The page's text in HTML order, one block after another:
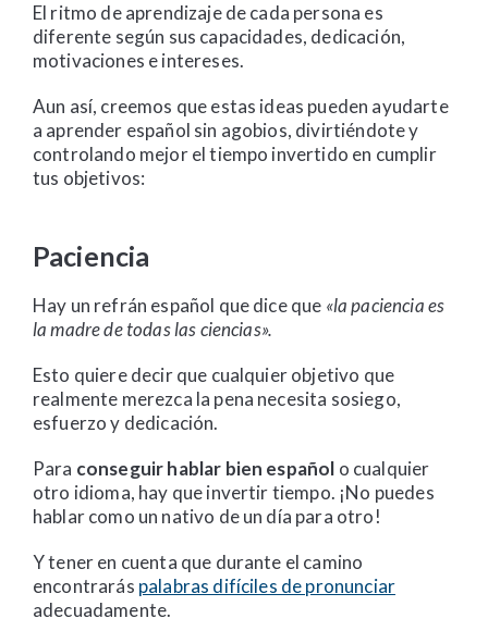
El ritmo de aprendizaje de cada persona es
diferente según sus capacidades, dedicación,
motivaciones e intereses.
Aun así, creemos que estas ideas pueden ayudarte
a aprender español sin agobios, divirtiéndote y
controlando mejor el tiempo invertido en cumplir
tus objetivos:
Paciencia
Hay un refrán español que dice que «la paciencia es
la madre de todas las ciencias».
Esto quiere decir que cualquier objetivo que
realmente merezca la pena necesita sosiego,
esfuerzo y dedicación.
Para conseguir hablar bien español o cualquier
otro idioma, hay que invertir tiempo. ¡No puedes
hablar como un nativo de un día para otro!
Y tener en cuenta que durante el camino
encontrarás palabras difíciles de pronunciar
adecuadamente.